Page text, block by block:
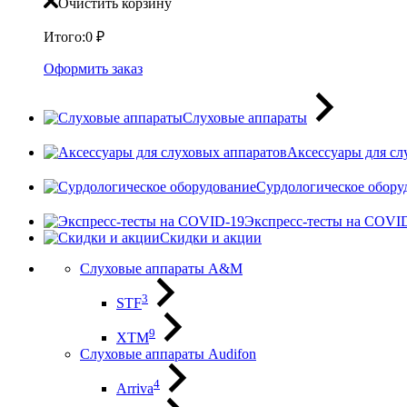
Очистить корзину
Итого:0 ₽
Оформить заказ
Слуховые аппараты
Аксессуары для
Сурдологическое
Экспресс-тесты на
Скидки и акции
Слуховые аппараты A&M
STF3
XTM9
Слуховые аппараты Audifon
Arriva4